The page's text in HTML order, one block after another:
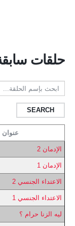
حلقات
ابحث
بإسم
الحلقة...
عنوان
الإدمان 2
الإدمان 1
الاعتداء الجنسي 2
الاعتداء الجنسي 1
ليه الزنا حرام ؟